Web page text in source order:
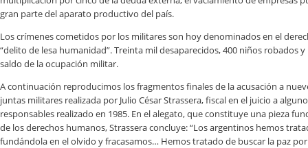
gran parte del aparato productivo del país.
Los crímenes cometidos por los militares son hoy denominados en el
“delito de lesa humanidad”. Treinta mil desaparecidos, 400 niños robados
saldo de la ocupación militar.
A continuación reproducimos los fragmentos finales de la acusación a
juntas militares realizada por Julio César Strassera, fiscal en el juicio a
responsables realizado en 1985. En el alegato, que constituye una pieza
de los derechos humanos, Strassera concluye: “Los argentinos hemos
fundándola en el olvido y fracasamos… Hemos tratado de buscar la paz